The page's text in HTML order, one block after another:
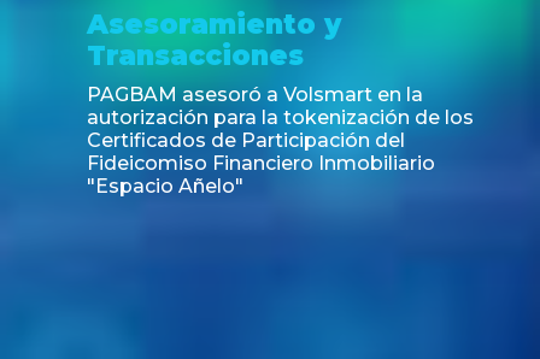
Asesoramiento y
Transacciones
PAGBAM asesoró a Volsmart en la
autorización para la tokenización de los
Certificados de Participación del
Fideicomiso Financiero Inmobiliario
"Espacio Añelo"